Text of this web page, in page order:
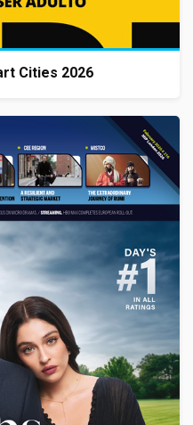
Cities 2026